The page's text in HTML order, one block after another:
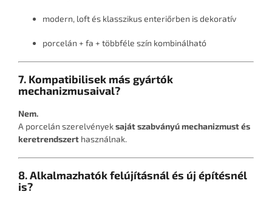
modern, loft és klasszikus enteriőrben is dekoratív
porcelán + fa + többféle szín kombinálható
7. Kompatibilisek más gyártók
mechanizmusaival?
Nem.
A porcelán szerelvényeksaját szabványú mechanizmust és
keretrendszert használnak.
8. Alkalmazhatók felújításnál és új építésnél
is?